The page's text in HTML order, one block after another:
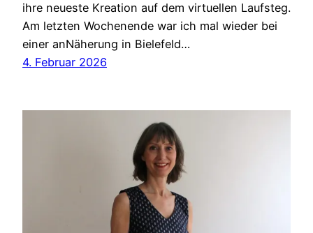
ihre neueste Kreation auf dem virtuellen Laufsteg.
Am letzten Wochenende war ich mal wieder bei
einer anNäherung in Bielefeld…
4. Februar 2026